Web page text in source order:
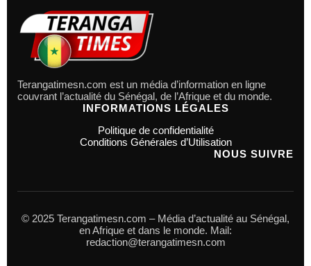
Terangatimesn.com est un média d’information en ligne
couvrant l’actualité du Sénégal, de l’Afrique et du monde.
INFORMATIONS LÉGALES
Politique de confidentialité
Conditions Générales d’Utilisation
NOUS SUIVRE
© 2025 Terangatimesn.com – Média d’actualité au Sénégal,
en Afrique et dans le monde. Mail:
redaction@terangatimesn.com